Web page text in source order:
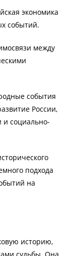
экономика
событий.
между
события
России,
и социально-
подхода
на
историю,
судьбы. Она